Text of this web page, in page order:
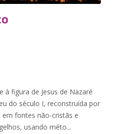
à figura de Jesus de Nazaré
do século I, reconstruída por
fontes não-cristãs e
usando méto...